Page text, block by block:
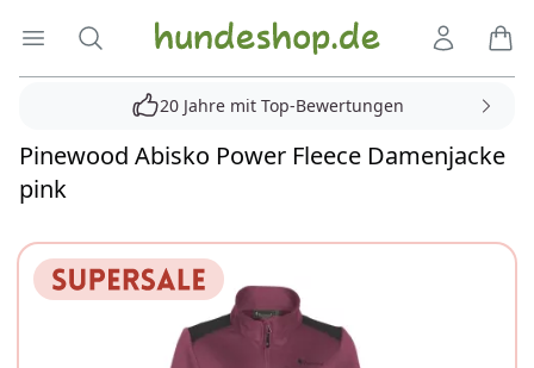
Menü öffnen
Suche Hundeshop.de
20 Jahre mit Top-Bewertungen
Pinewood Abisko Power Fleece Damenjacke
pink
Reviews
Bilder